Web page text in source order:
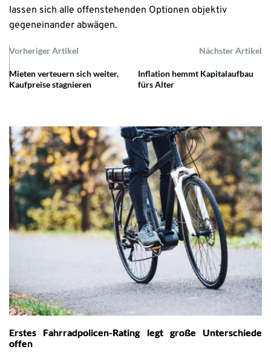
lassen sich alle offenstehenden Optionen objektiv
gegeneinander abwägen.
Vorheriger Artikel Nächster Artikel
Mieten verteuern sich weiter,
Kaufpreise stagnieren
Inflation hemmt Kapitalaufbau
fürs Alter
Erstes Fahrradpolicen-Rating legt große Unterschiede
offen